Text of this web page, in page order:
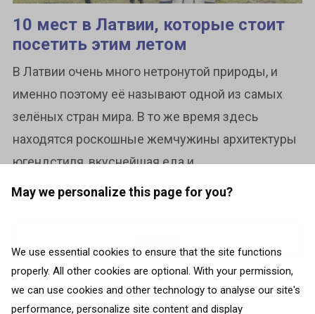
May we personalize this page for you?
We use essential cookies to ensure that the site functions
properly. All other cookies are optional. With your permission,
we can use cookies and other technology to analyse our site's
performance, personalize site content and display
10 мест в Латвии, которые стоит
посетить этим летом
В Латвии очень много нетронутой природы, и
именно поэтому её называют одной из самых
зелёных стран мира. В то же время здесь
находятся роскошные жемчужины архитектуры
югендстиля, вкуснейшая еда и...